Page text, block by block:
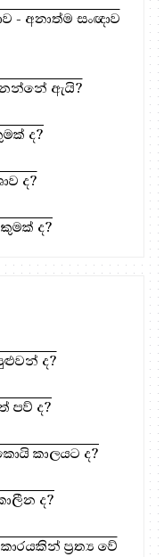
- අනාත්ම සංඥාව
ඇයි?
ද?
ද?
ද?
ද?
පව් ද?
කාලයට ද?
ද?
ප්‍රත්‍ය වේ